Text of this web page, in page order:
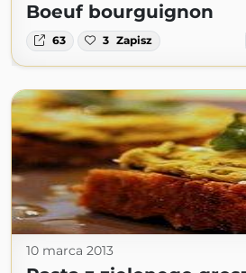
Boeuf bourguignon
63 3 Zapisz
10 marca 2013